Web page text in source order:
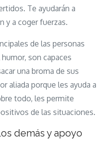
Te ayudarán a
y a coger fuerzas.
de las personas
son capaces
una broma de sus
aliada porque les ayuda a
todo, les permite
de las situaciones.
demás y apoyo